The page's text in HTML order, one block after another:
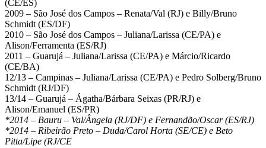
(CE/ES)
2009 – São José dos Campos – Renata/Val (RJ) e Billy/Bruno
Schmidt (ES/DF)
2010 – São José dos Campos – Juliana/Larissa (CE/PA) e
Alison/Ferramenta (ES/RJ)
2011 – Guarujá – Juliana/Larissa (CE/PA) e Márcio/Ricardo
(CE/BA)
12/13 – Campinas – Juliana/Larissa (CE/PA) e Pedro Solberg/Bruno
Schmidt (RJ/DF)
13/14 – Guarujá – Ágatha/Bárbara Seixas (PR/RJ) e
Alison/Emanuel (ES/PR)
*2014 – Bauru – Val/Ângela (RJ/DF) e Fernandão/Oscar (ES/RJ)
*2014 – Ribeirão Preto – Duda/Carol Horta (SE/CE) e Beto
Pitta/Lipe (RJ/CE